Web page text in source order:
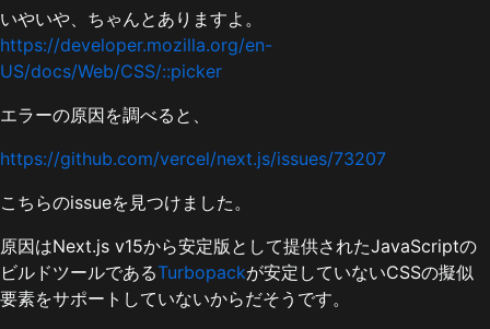
いやいや、ちゃんとありますよ。
https://developer.mozilla.org/en-
US/docs/Web/CSS/::picker
エラーの原因を調べると、
https://github.com/vercel/next.js/issues/73207
こちらのissueを見つけました。
原因はNext.js v15から安定版として提供されたJavaScriptの
ビルドツールであるTurbopackが安定していないCSSの擬似
要素をサポートしていないからだそうです。